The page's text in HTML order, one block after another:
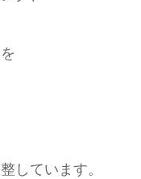
しています。